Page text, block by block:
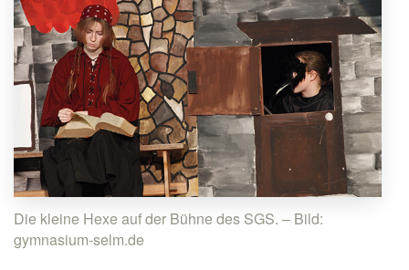
Die kleine Hexe auf der Bühne des SGS. – Bild:
gymnasium-selm.de